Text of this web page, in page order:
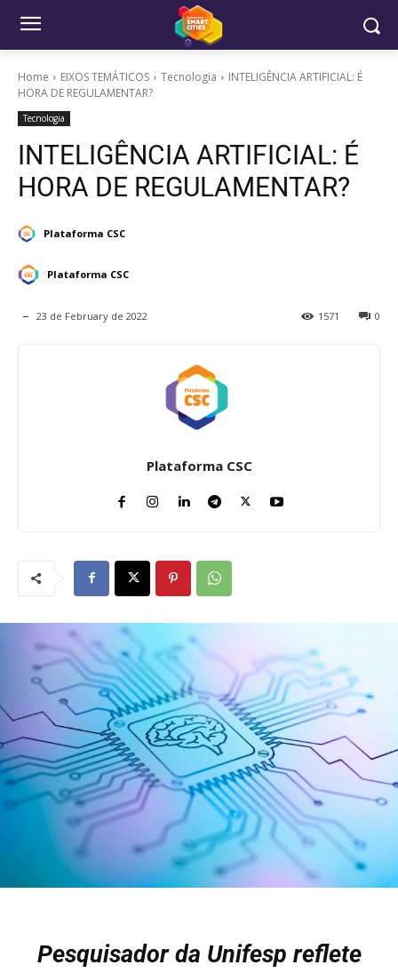
Home EIXOS TEMÁTICOS Tecnologia
INTELIGÊNCIA ARTIFICIAL: É
HORA DE REGULAMENTAR?
Tecnologia
INTELIGÊNCIA ARTIFICIAL: É
HORA DE REGULAMENTAR?
Plataforma CSC
Plataforma CSC
23 de February de 2022 0
1571
Plataforma CSC
Pesquisador da Unifesp reflete